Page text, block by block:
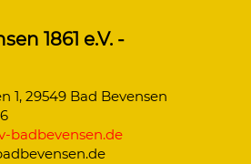
1861 e.V. -
1, 29549 Bad Bevensen
badbevensen.de